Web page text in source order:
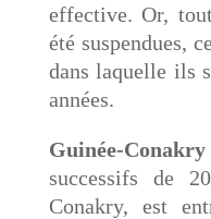
effective. Or,
été suspendues,
dans laquelle ils
années.
Guinée-Conakry
successifs de
Conakry, est